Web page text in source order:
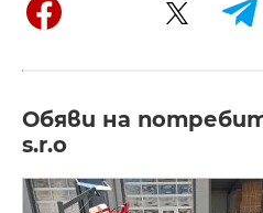
Обяви на
s.r.o